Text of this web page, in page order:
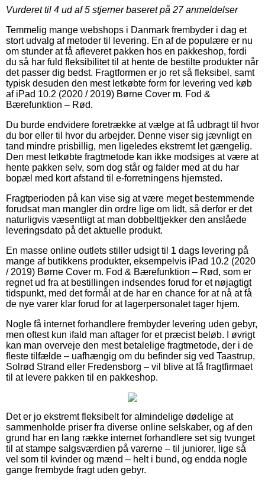
Vurderet til 4 ud af 5 stjerner baseret på 27anmeldelser
Temmelig mange webshops i Danmark frembyder i dag et
stort udvalg af metoder til levering. En af de populære er nu
om stunder at få afleveret pakken hos en pakkeshop, fordi
du så har fuld fleksibilitet til at hente de bestilte produkter når
det passer dig bedst. Fragtformen er jo ret så fleksibel, samt
typisk desuden den mest letkøbte form for levering ved køb
af iPad 10.2 (2020 / 2019) Børne Cover m. Fod &
Bærefunktion – Rød.
Du burde endvidere foretrække at vælge at få udbragt til hvor
du bor eller til hvor du arbejder. Denne viser sig jævnligt en
tand mindre prisbillig, men ligeledes ekstremt let gængelig.
Den mest letkøbte fragtmetode kan ikke modsiges at være at
hente pakken selv, som dog står og falder med at du har
bopæl med kort afstand til e-forretningens hjemsted.
Fragtperioden på kan vise sig at være meget bestemmende
forudsat man mangler din ordre lige om lidt, så derfor er det
naturligvis væsentligt at man dobbelttjekker den anslåede
leveringsdato på det aktuelle produkt.
En masse online outlets stiller udsigt til 1 dags levering på
mange af butikkens produkter, eksempelvis iPad 10.2 (2020
/ 2019) Børne Cover m. Fod & Bærefunktion – Rød, som er
regnet ud fra at bestillingen indsendes forud for et nøjagtigt
tidspunkt, med det formål at de har en chance for at nå at få
de nye varer klar forud for at lagerpersonalet tager hjem.
Nogle få internet forhandlere frembyder levering uden gebyr,
men oftest kun ifald man aftager for et præcist beløb. I øvrigt
kan man overveje den mest betalelige fragtmetode, der i de
fleste tilfælde – uafhængig om du befinder sig ved Taastrup,
Solrød Strand eller Fredensborg – vil blive at få fragtfirmaet
til at levere pakken til en pakkeshop.
Det er jo ekstremt fleksibelt for almindelige dødelige at
sammenholde priser fra diverse online selskaber, og af den
grund har en lang række internet forhandlere set sig tvunget
til at stampe salgsværdien på varerne – til juniorer, lige så
vel som til kvinder og mænd – helt i bund, og endda nogle
gange frembyde fragt uden gebyr.